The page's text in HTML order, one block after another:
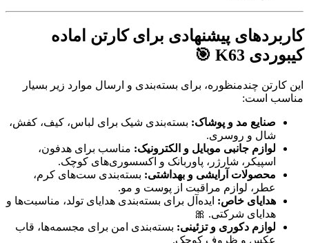
کاربردهای پیشنهادی برای کارتن اماده
کیبوردی K63 🎯
این کارتن چندمنظوره، برای بسته‌بندی و ارسال موارد زیر بسیار
مناسب است:
صنایع مد و پوشاک: بسته‌بندی شیک برای لباس، کیف، کفش،
شال و روسری.
لوازم جانبی موبایل و الکترونیک: مناسب برای هدفون،
اسپیکر، شارژر، پاوربانک و اکسسوری‌های کوچک.
محصولات آرایشی و بهداشتی: بسته‌بندی ست‌های کرم،
عطر، لوازم مراقبت از پوست و مو.
هدایای خاص: ایده‌آل برای بسته‌بندی هدایای تولد، مناسبت‌ها و
هدایای شرکتی. 🎀
لوازم دکوری و تزئینی: بسته‌بندی امن برای مجسمه‌ها، قاب
عکس و ظروف کوچک.